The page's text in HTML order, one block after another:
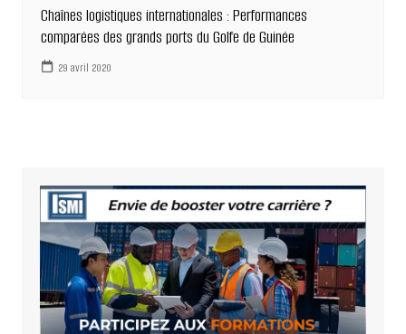
Chaînes logistiques internationales : Performances
comparées des grands ports du Golfe de Guinée
29 avril 2020